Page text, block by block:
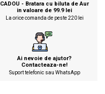
CADOU - Bratara cu biluta de Aur
in valoare de 99.9 lei
La orice comanda de peste 220 lei
Ai nevoie de ajutor?
Contacteaza-ne!
Suport telefonic sau WhatsApp